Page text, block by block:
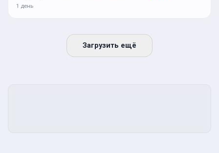
1 день
Загрузить ещё